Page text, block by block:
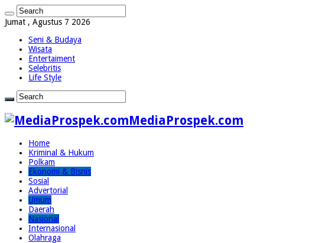
Jumat , Agustus 7 2026
Seni & Budaya
Wisata
Entertaiment
Selebritis
Life Style
MediaProspek.com
Home
Kriminal & Hukum
Polkam
Ekonomi & Bisnis
Sosial
Advertorial
Umum
Daerah
Nasional
Internasional
Olahraga